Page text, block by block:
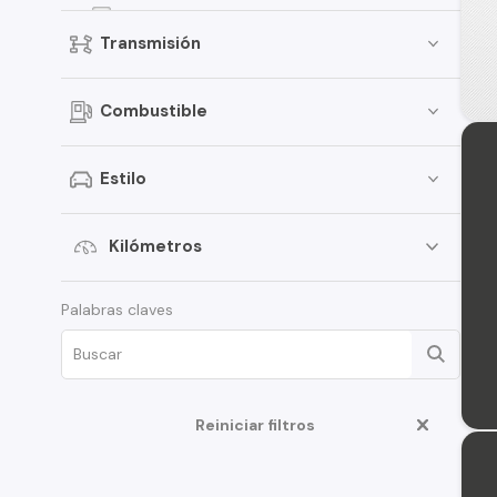
V60
S80
XC70
244
460
S60 Cross Country
V70
Transmisión
Combustible
Estilo
Kilómetros
Palabras claves
Reiniciar filtros